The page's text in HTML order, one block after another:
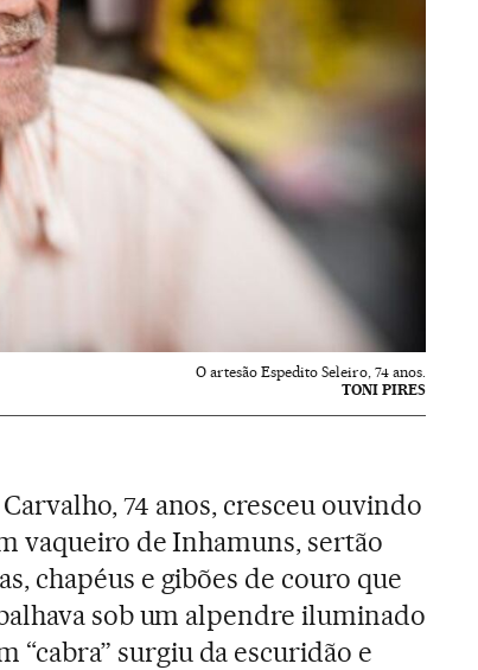
O artesão Espedito Seleiro, 74 anos.
TONI PIRES
74 anos, cresceu ouvindo
vaqueiro de Inhamuns, sertão
chapéus e gibões de couro que
sob um alpendre iluminado
surgiu da escuridão e